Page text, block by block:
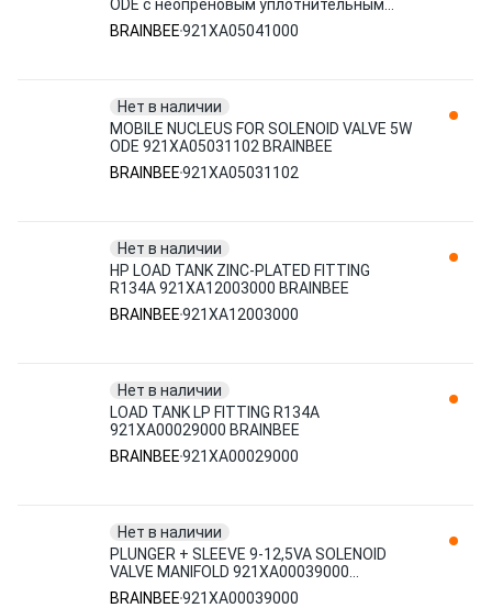
ODE с неопреновым уплотнительным
кольцом 921XA05041000 BRAINBEE
BRAINBEE921XA05041000
Нет в наличии
MOBILE NUCLEUS FOR SOLENOID VALVE 5W
ODE 921XA05031102 BRAINBEE
BRAINBEE921XA05031102
Нет в наличии
HP LOAD TANK ZINC-PLATED FITTING
R134A 921XA12003000 BRAINBEE
BRAINBEE921XA12003000
Нет в наличии
LOAD TANK LP FITTING R134A
921XA00029000 BRAINBEE
BRAINBEE921XA00029000
Нет в наличии
PLUNGER + SLEEVE 9-12,5VA SOLENOID
VALVE MANIFOLD 921XA00039000
BRAINBEE
BRAINBEE921XA00039000